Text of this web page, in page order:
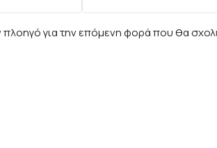
για την επόμενη φορά που θα